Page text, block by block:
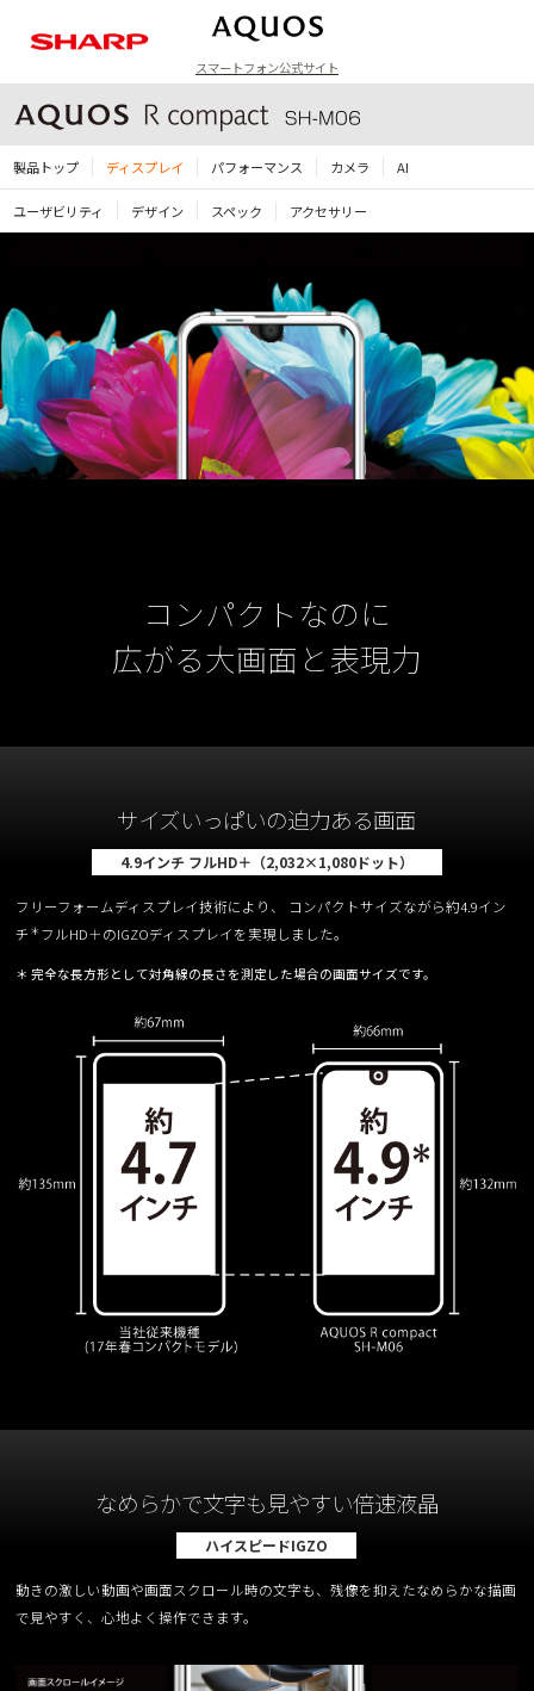
スマートフォン公式サイト
製品トップ ディスプレイ パフォーマンス カメラ AI
ユーザビリティ デザイン スペック アクセサリー
コンパクトなのに
広がる大画面と表現力
サイズいっぱいの迫力ある画面
4.9インチ フルHD＋（2,032×1,080ドット）
フリーフォームディスプレイ技術により、 コンパクトサイズながら約4.9イン
チ＊フルHD＋のIGZOディスプレイを実現しました。
＊ 完全な長方形として対角線の長さを測定した場合の画面サイズです。
なめらかで文字も見やすい倍速液晶
ハイスピードIGZO
動きの激しい動画や画面スクロール時の文字も、残像を抑えたなめらかな描画
で見やすく、心地よく操作できます。